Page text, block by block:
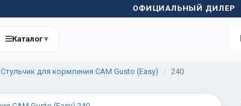
ОФИЦИАЛЬНЫЙ ДИЛЕР
Каталог▾
Стульчик для кормления CAM Gusto (Easy) 240